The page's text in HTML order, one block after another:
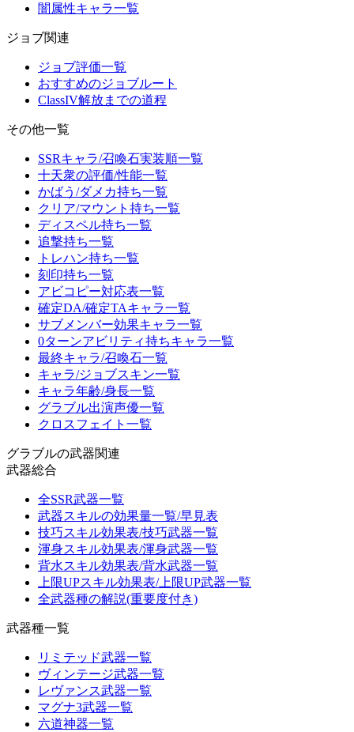
闇属性キャラ一覧
ジョブ関連
ジョブ評価一覧
おすすめのジョブルート
ClassIV解放までの道程
その他一覧
SSRキャラ/召喚石実装順一覧
十天衆の評価/性能一覧
かばう/ダメカ持ち一覧
クリア/マウント持ち一覧
ディスペル持ち一覧
追撃持ち一覧
トレハン持ち一覧
刻印持ち一覧
アビコピー対応表一覧
確定DA/確定TAキャラ一覧
サブメンバー効果キャラ一覧
0ターンアビリティ持ちキャラ一覧
最終キャラ/召喚石一覧
キャラ/ジョブスキン一覧
キャラ年齢/身長一覧
グラブル出演声優一覧
クロスフェイト一覧
グラブルの武器関連
武器総合
全SSR武器一覧
武器スキルの効果量一覧/早見表
技巧スキル効果表/技巧武器一覧
渾身スキル効果表/渾身武器一覧
背水スキル効果表/背水武器一覧
上限UPスキル効果表/上限UP武器一覧
全武器種の解説(重要度付き)
武器種一覧
リミテッド武器一覧
ヴィンテージ武器一覧
レヴァンス武器一覧
マグナ3武器一覧
六道神器一覧